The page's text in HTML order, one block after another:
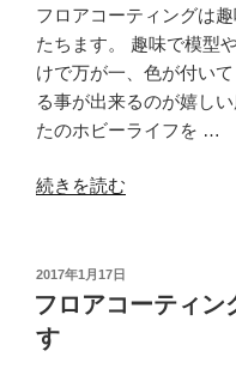
ィ
ン
グ
効
果
日
お
い
て
の
フロアコーティングは
たちます。 趣味で模型
けで万が一、色が付い
る事が出来るのが嬉し
たのホビーライフを …
“フ
コ
ー
テ
ィ
続きを読む
投
稿
日:
2017年1月17日
フロアコーティン
す